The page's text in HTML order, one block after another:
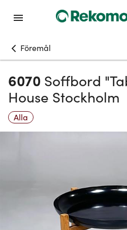
Föremål
6070 Soffbord
House Stockholm
Alla